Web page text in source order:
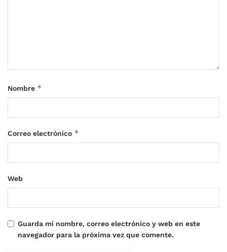
Nombre *
Correo electrónico *
Web
Guarda mi nombre, correo electrónico y web en este
navegador para la próxima vez que comente.